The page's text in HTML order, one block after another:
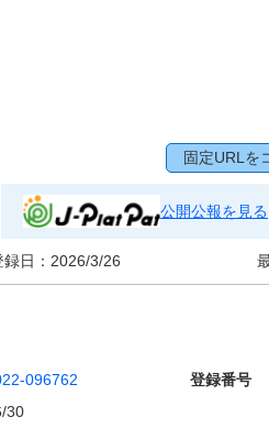
固定URLを
公開公報を見る
日： 2026/3/26
096762 登録番号
30